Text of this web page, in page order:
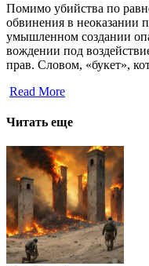
Помимо убийства по
обвинения в неоказании
умышленном создании
вождении под
прав. Словом, «букет»,
Read More
Читать еще